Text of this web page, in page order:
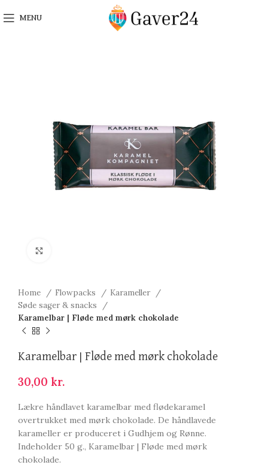
MENU
Home Flowpacks
Karameller
Søde sager & snacks
Karamelbar | Fløde med mørk chokolade
Karamelbar | Fløde med mørk chokolade
30,00 kr.
Lækre håndlavet karamelbar med flødekaramel
overtrukket med mørk chokolade. De håndlavede
karameller er produceret i Gudhjem og Rønne.
Indeholder 50 g., Karamelbar | Fløde med mørk
chokolade.